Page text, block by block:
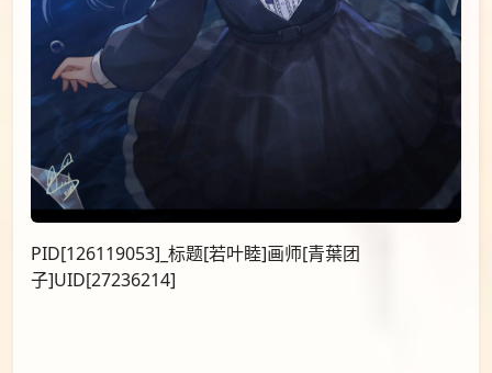
PID[126119053]_标题[若叶睦]画师[青葉团
子]UID[27236214]